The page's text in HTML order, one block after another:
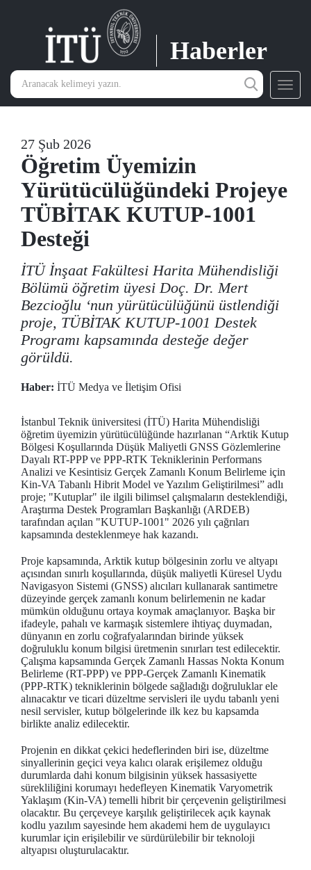
Haberler
27 Şub 2026
Öğretim Üyemizin
Yürütücülüğündeki Projeye
TÜBİTAK KUTUP-1001
Desteği
İTÜ İnşaat Fakültesi Harita Mühendisliği
Bölümü öğretim üyesi Doç. Dr. Mert
Bezcioğlu ‘nun yürütücülüğünü üstlendiği
proje, TÜBİTAK KUTUP-1001 Destek
Programı kapsamında desteğe değer
görüldü.
Haber: İTÜ Medya ve İletişim Ofisi
İstanbul Teknik üniversitesi (İTÜ) Harita Mühendisliği
öğretim üyemizin yürütücülüğünde hazırlanan “Arktik Kutup
Bölgesi Koşullarında Düşük Maliyetli GNSS Gözlemlerine
Dayalı RT-PPP ve PPP-RTK Tekniklerinin Performans
Analizi ve Kesintisiz Gerçek Zamanlı Konum Belirleme için
Kin-VA Tabanlı Hibrit Model ve Yazılım Geliştirilmesi” adlı
proje; "Kutuplar" ile ilgili bilimsel çalışmaların desteklendiği,
Araştırma Destek Programları Başkanlığı (ARDEB)
tarafından açılan "KUTUP-1001" 2026 yılı çağrıları
kapsamında desteklenmeye hak kazandı.
Proje kapsamında, Arktik kutup bölgesinin zorlu ve altyapı
açısından sınırlı koşullarında, düşük maliyetli Küresel Uydu
Navigasyon Sistemi (GNSS) alıcıları kullanarak santimetre
düzeyinde gerçek zamanlı konum belirlemenin ne kadar
mümkün olduğunu ortaya koymak amaçlanıyor. Başka bir
ifadeyle, pahalı ve karmaşık sistemlere ihtiyaç duymadan,
dünyanın en zorlu coğrafyalarından birinde yüksek
doğruluklu konum bilgisi üretmenin sınırları test edilecektir.
Çalışma kapsamında Gerçek Zamanlı Hassas Nokta Konum
Belirleme (RT-PPP) ve PPP-Gerçek Zamanlı Kinematik
(PPP-RTK) tekniklerinin bölgede sağladığı doğruluklar ele
alınacaktır ve ticari düzeltme servisleri ile uydu tabanlı yeni
nesil servisler, kutup bölgelerinde ilk kez bu kapsamda
birlikte analiz edilecektir.
Projenin en dikkat çekici hedeflerinden biri ise, düzeltme
sinyallerinin geçici veya kalıcı olarak erişilemez olduğu
durumlarda dahi konum bilgisinin yüksek hassasiyette
sürekliliğini korumayı hedefleyen Kinematik Varyometrik
Yaklaşım (Kin-VA) temelli hibrit bir çerçevenin geliştirilmesi
olacaktır. Bu çerçeveye karşılık geliştirilecek açık kaynak
kodlu yazılım sayesinde hem akademi hem de uygulayıcı
kurumlar için erişilebilir ve sürdürülebilir bir teknoloji
altyapısı oluşturulacaktır.